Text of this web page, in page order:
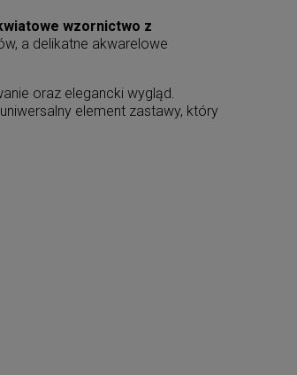
wzornictwo z
a delikatne akwarelowe
oraz elegancki wygląd.
element zastawy, który